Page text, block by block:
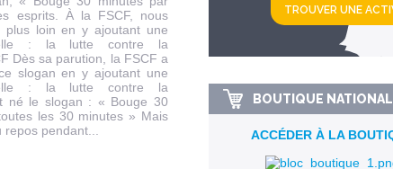
esprits. À la FSCF, nous
plus loin en y ajoutant une
: la lutte contre la
Dès sa parution, la FSCF a
slogan en y ajoutant une
: la lutte contre la
né le slogan : « Bouge 30
les 30 minutes » Mais
pendant...
km alentour
BOUTIQUE
ACCÉDER À LA